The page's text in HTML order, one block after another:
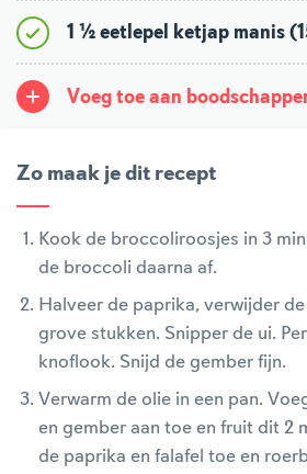
1 ½ eetlepel ketjap manis
Voeg toe aan
Zo maak je dit recept
Kook de broccoliroosjes in 3
de broccoli daarna af.
Halveer de paprika, verwijder
grove stukken. Snipper de ui.
knoflook. Snijd de gember fijn.
Verwarm de olie in een pan.
en gember aan toe en fruit dit 2
de paprika en falafel toe en